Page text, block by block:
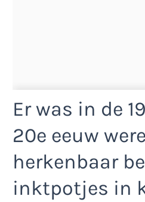
Er was in de
20e eeuw
herkenbaar
inktpotjes in